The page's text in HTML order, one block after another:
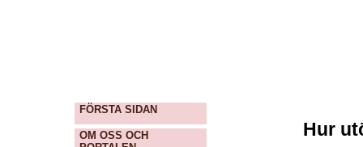
FÖRSTA SIDAN
OM OSS OCH
Hur